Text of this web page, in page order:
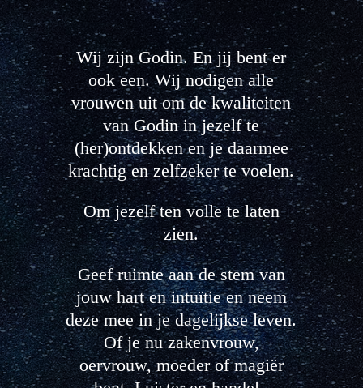
Wij zijn Godin. En jij bent er
ook een. Wij nodigen alle
vrouwen uit om de kwaliteiten
van Godin in jezelf te
(her)ontdekken en je daarmee
krachtig en zelfzeker te voelen.
Om jezelf ten volle te laten
zien.
Geef ruimte aan de stem van
jouw hart en intuïtie en neem
deze mee in je dagelijkse leven.
Of je nu zakenvrouw,
oervrouw, moeder of magiër